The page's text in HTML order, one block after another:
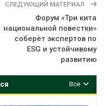
СЛЕДУЮЩИЙ МАТЕРИАЛ
Форум «Три кита
национальной повестки»
соберёт экспертов по
ESG и устойчивому
развитию
Все